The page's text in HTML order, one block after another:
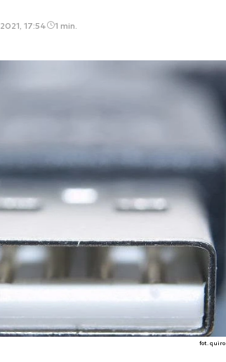
17:54 1 min.
fot.